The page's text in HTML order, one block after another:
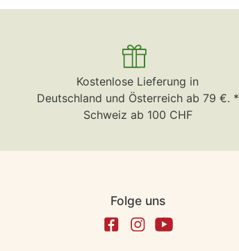
Kostenlose Lieferung in
Deutschland und Österreich ab 79 €. *
Schweiz ab 100 CHF
Folge uns